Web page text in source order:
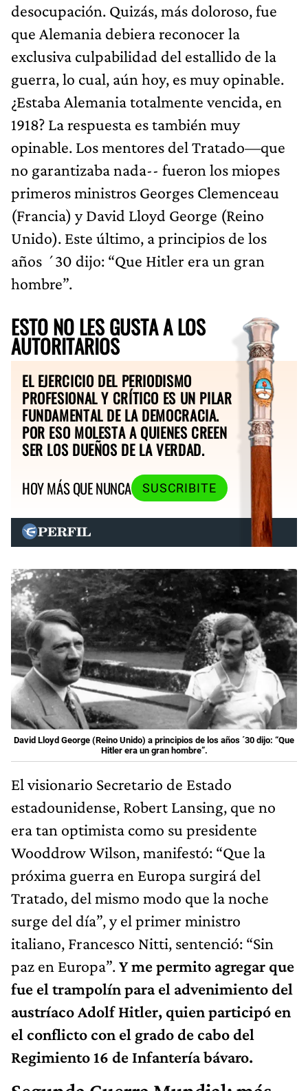
desocupación. Quizás, más doloroso, fue
que Alemania debiera reconocer la
exclusiva culpabilidad del estallido de la
guerra, lo cual, aún hoy, es muy opinable.
¿Estaba Alemania totalmente vencida, en
1918? La respuesta es también muy
opinable. Los mentores del Tratado—que
no garantizaba nada-- fueron los miopes
primeros ministros Georges Clemenceau
(Francia) y David Lloyd George (Reino
Unido). Este último, a principios de los
años ´30 dijo: “Que Hitler era un gran
hombre”.
ESTO NO LES GUSTA A LOS
AUTORITARIOS
EL EJERCICIO DEL PERIODISMO
PROFESIONAL Y CRÍTICO ES UN PILAR
FUNDAMENTAL DE LA DEMOCRACIA.
POR ESO MOLESTA A QUIENES CREEN
SER LOS DUEÑOS DE LA VERDAD.
HOY MÁS QUE NUNCA
SUSCRIBITE
David Lloyd George (Reino Unido) a principios de los años ´30 dijo: “Que
Hitler era un gran hombre”.
El visionario Secretario de Estado
estadounidense, Robert Lansing, que no
era tan optimista como su presidente
Wooddrow Wilson, manifestó: “Que la
próxima guerra en Europa surgirá del
Tratado, del mismo modo que la noche
surge del día”, y el primer ministro
italiano, Francesco Nitti, sentenció: “Sin
paz en Europa”.Y me permito agregar que
fue el trampolín para el advenimiento del
austríaco Adolf Hitler, quien participó en
el conflicto con el grado de cabo del
Regimiento 16 de Infantería bávaro.